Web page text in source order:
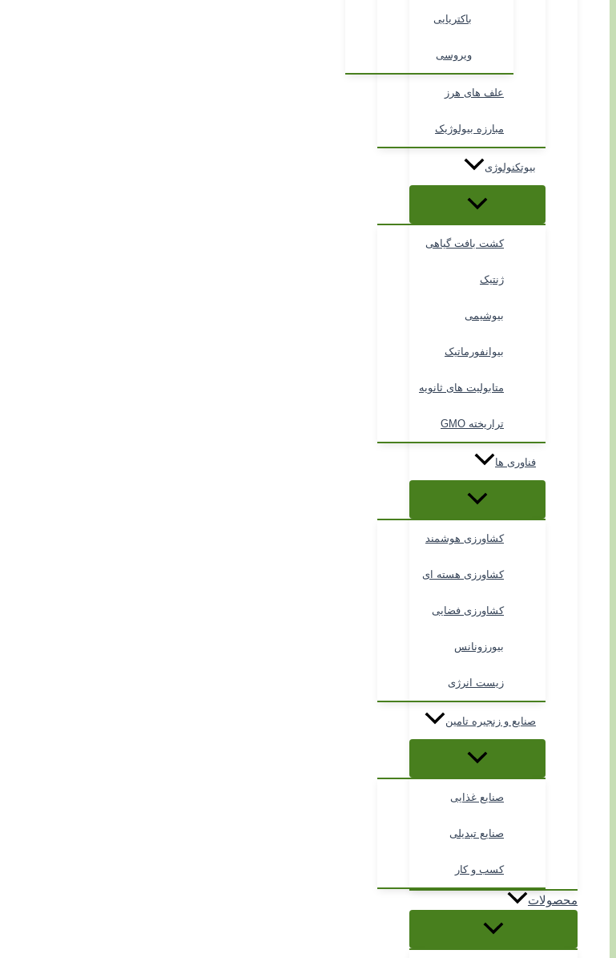
باکتریایی
ویروسی
علف های هرز
مبارزه بیولوژیک
بیوتکنولوژی
کشت بافت گیاهی
ژنتیک
بیوشیمی
بیوانفورماتیک
متابولیت های ثانویه
تراریخته GMO
فناوری ها
کشاورزی هوشمند
کشاورزی هسته ای
کشاورزی فضایی
بیورزونانس
زیست انرژی
صنایع و زنجیره تامین
صنایع غذایی
صنایع تبدیلی
کسب و کار
محصولات